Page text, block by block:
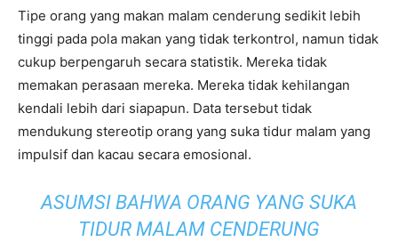
Tipe orang yang makan malam cenderung sedikit lebih
tinggi pada pola makan yang tidak terkontrol, namun tidak
cukup berpengaruh secara statistik. Mereka tidak
memakan perasaan mereka. Mereka tidak kehilangan
kendali lebih dari siapapun. Data tersebut tidak
mendukung stereotip orang yang suka tidur malam yang
impulsif dan kacau secara emosional.
ASUMSI BAHWA ORANG YANG SUKA
TIDUR MALAM CENDERUNG